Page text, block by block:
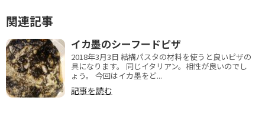
関連記事
イカ墨のシーフードピザ
2018年3月3日 結構パスタの材料を使うと良いピザの
具になります。 同じイタリアン。相性が良いのでし
ょう。 今回はイカ墨をど...
記事を読む